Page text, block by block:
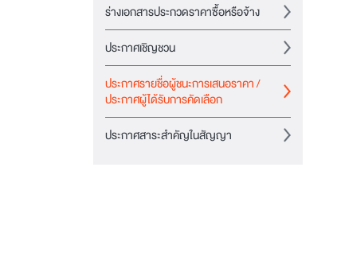
ร่างเอกสารประกวดราคาซื้อหรือจ้าง
ประกาศเชิญชวน
ประกาศรายชื่อผู้ชนะการเสนอราคา /
ประกาศผู้ได้รับการคัดเลือก
ประกาศสาระสำคัญในสัญญา